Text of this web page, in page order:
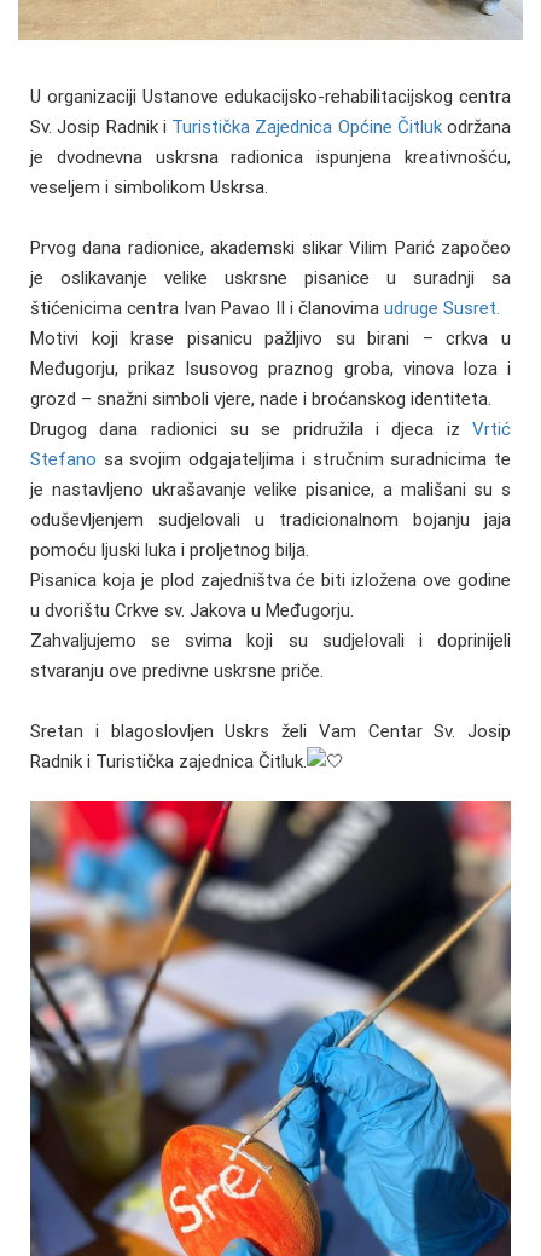
U organizaciji Ustanove edukacijsko-rehabilitacijskog centra
Sv. Josip Radnik i Turistička Zajednica Općine Čitlukodržana
je dvodnevna uskrsna radionica ispunjena kreativnošću,
veseljem i simbolikom Uskrsa.
Prvog dana radionice, akademski slikar Vilim Parić započeo
je oslikavanje velike uskrsne pisanice u suradnji sa
štićenicima centra Ivan Pavao II i članovima udruge Susret.
Motivi koji krase pisanicu pažljivo su birani – crkva u
Međugorju, prikaz Isusovog praznog groba, vinova loza i
grozd – snažni simboli vjere, nade i broćanskog identiteta.
Drugog dana radionici su se pridružila i djeca iz Vrtić
Stefano sa svojim odgajateljima i stručnim suradnicima te
je nastavljeno ukrašavanje velike pisanice, a mališani su s
oduševljenjem sudjelovali u tradicionalnom bojanju jaja
pomoću ljuski luka i proljetnog bilja.
Pisanica koja je plod zajedništva će biti izložena ove godine
u dvorištu Crkve sv. Jakova u Međugorju.
Zahvaljujemo se svima koji su sudjelovali i doprinijeli
stvaranju ove predivne uskrsne priče.
Sretan i blagoslovljen Uskrs želi Vam Centar Sv. Josip
Radnik i Turistička zajednica Čitluk.